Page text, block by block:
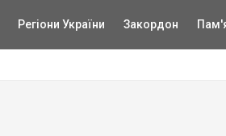
Регіони України Закордон